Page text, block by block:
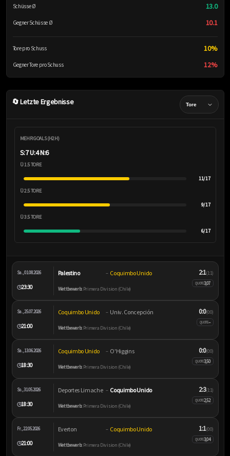
Schüsse Ø 13.0
Gegner Schüsse Ø 10.1
Tore pro Schuss 10%
Gegner Tore pro Schuss 12%
🔄 Letzte Ergebnisse
MEHR GOALS (H2H)
S:7 U:4 N:6
Ü 1.5 TORE
11/17
Ü 2.5 TORE
9/17
Ü 3.5 TORE
6/17
Sa., 01.08.2026
🕒23:30
Palestino – Coquimbo Unido
Wettbewerb:Primera Division (Chile)
2:1(1:1)
QUOTE3,07
Sa., 25.07.2026
🕒21:00
Coquimbo Unido – Univ. Concepción
Wettbewerb:Primera Division (Chile)
0:0(0:0)
QUOTE–
Sa., 13.06.2026
🕒18:30
Coquimbo Unido – O'Higgins
Wettbewerb:Primera Division (Chile)
0:0(0:0)
QUOTE3,50
So., 31.05.2026
🕒18:30
Deportes Limache – Coquimbo Unido
Wettbewerb:Primera Division (Chile)
2:3(1:1)
QUOTE2,52
Fr., 22.05.2026
🕒21:00
Everton – Coquimbo Unido
Wettbewerb:Primera Division (Chile)
1:1(0:0)
QUOTE3,04